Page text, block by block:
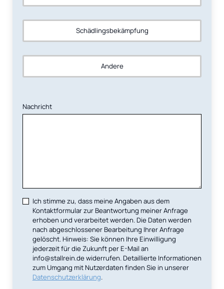
Schädlingsbekämpfung
Andere
Nachricht
Ich stimme zu, dass meine Angaben aus dem
Kontaktformular zur Beantwortung meiner Anfrage
erhoben und verarbeitet werden. Die Daten werden
nach abgeschlossener Bearbeitung Ihrer Anfrage
gelöscht. Hinweis: Sie können Ihre Einwilligung
jederzeit für die Zukunft per E-Mail an
info@stallrein.de widerrufen. Detaillierte Informationen
zum Umgang mit Nutzerdaten finden Sie in unserer
Datenschutzerklärung.